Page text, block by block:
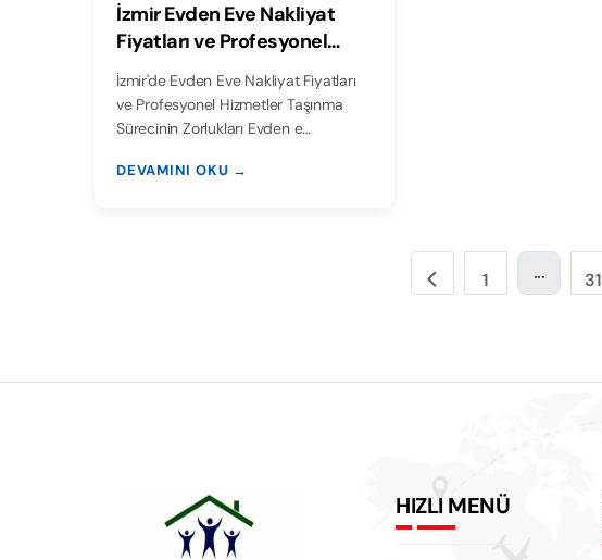
İzmir Evden Eve Nakliyat
Fiyatları ve Profesyonel
Hizmetler
İzmir'de Evden Eve Nakliyat Fiyatları
ve Profesyonel Hizmetler Taşınma
Sürecinin Zorlukları Evden e…
DEVAMINI OKU →
1 ... 31
HIZLI MENÜ